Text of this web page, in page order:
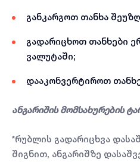
განკარგოთ თანხა
გადარიცხოთ თანხები
ვალუტაში;
დააკონვერტიროთ
ანგარიშის მომსახურების
*რუბლის გადარიცხვა
შიგნით, ანგარიშზე